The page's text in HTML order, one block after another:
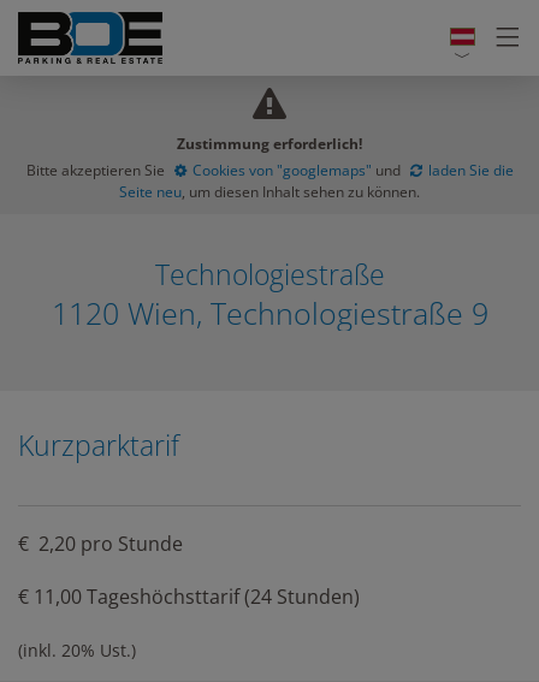
Zustimmung erforderlich!
Bitte akzeptieren Sie
Cookies von "googlemaps" und
laden Sie die
Seite neu, um diesen Inhalt sehen zu können.
Technologiestraße
1120 Wien, Technologiestraße 9
Kurzparktarif
€ 2,20 pro Stunde
€ 11,00 Tageshöchsttarif (24 Stunden)
(inkl. 20% Ust.)